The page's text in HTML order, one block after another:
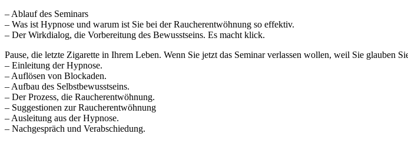
– Ablauf des Seminars
– Was ist Hypnose und warum ist Sie bei der Raucherentwöhnung so effektiv.
– Der Wirkdialog, die Vorbereitung des Bewusstseins. Es macht klick.
Pause, die letzte Zigarette in Ihrem Leben. Wenn Sie jetzt das Seminar verlassen wollen, weil Sie glauben
– Einleitung der Hypnose.
– Auflösen von Blockaden.
– Aufbau des Selbstbewusstseins.
– Der Prozess, die Raucherentwöhnung.
– Suggestionen zur Raucherentwöhnung
– Ausleitung aus der Hypnose.
– Nachgespräch und Verabschiedung.